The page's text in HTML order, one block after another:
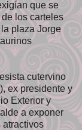
que se
los carteles
plaza Jorge
cutervino
ex presidente y
Exterior y
a exponer
atractivos